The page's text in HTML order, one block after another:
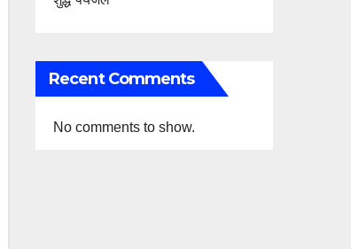
Recent Comments
No comments to show.